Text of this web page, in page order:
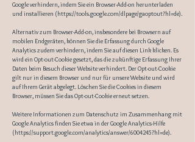
Google verhindern, indem Sie ein Browser-Add-on herunterladen
und installieren (https://tools.google.com/dlpage/gaoptout?hl=de).
Alternativ zum Browser-Add-on, insbesondere bei Browsern auf
mobilen Endgeräten, können Sie die Erfassung durch Google
Analytics zudem verhindern, indem Sie auf diesen Link klicken. Es
wird ein Opt-out-Cookie gesetzt, das die zukünftige Erfassung Ihrer
Daten beim Besuch dieser Website verhindert. Der Opt-out-Cookie
gilt nur in diesem Browser und nur für unsere Website und wird
auf Ihrem Gerät abgelegt. Löschen Sie die Cookies in diesem
Browser, müssen Sie das Opt-out-Cookie erneut setzen.
Weitere Informationen zum Datenschutz im Zusammenhang mit
Google Analytics finden Sie etwa in der Google Analytics-Hilfe
(https://support.google.com/analytics/answer/6004245?hl=de).